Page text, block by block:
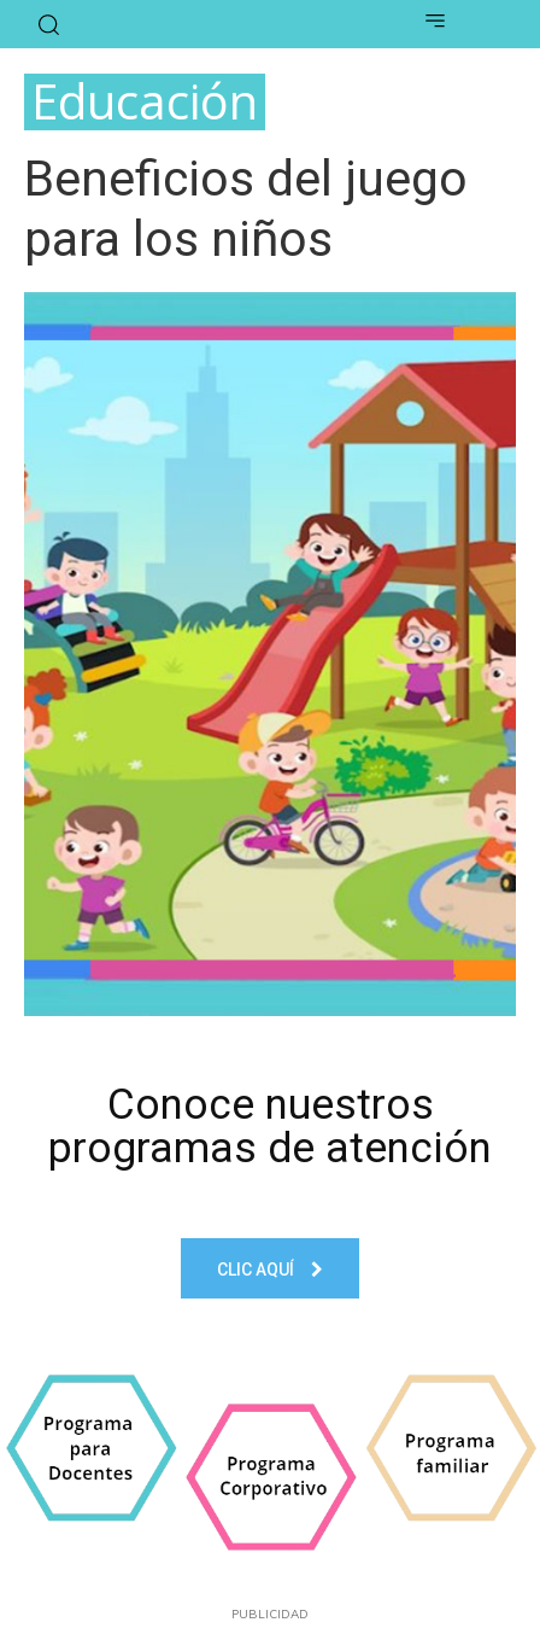
Educación
Beneficios del juego
para los niños
Conoce nuestros
programas de atención
CLIC AQUÍ
PUBLICIDAD